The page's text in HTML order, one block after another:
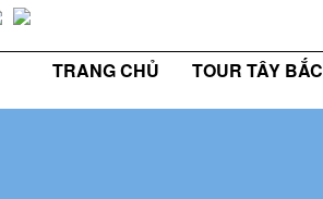
TRANG CHỦ TOUR TÂY BẮC